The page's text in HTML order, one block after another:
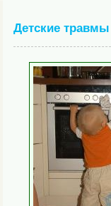
Детские